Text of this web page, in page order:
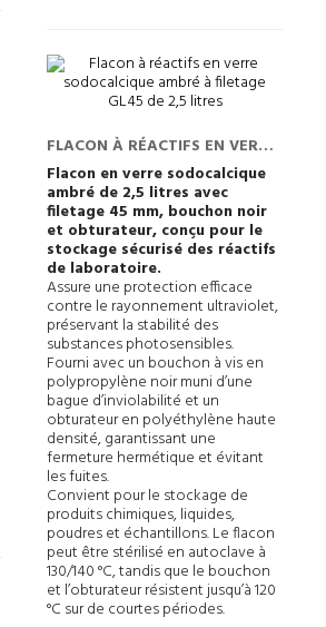
FLACON À RÉACTIFS EN VERRE
SODOCALCIQUE AMBRÉ À
FILETAGE GL45 DE 2,5 LITRES
Flacon en verre sodocalcique
ambré de 2,5 litres avec
filetage 45 mm, bouchon noir
et obturateur, conçu pour le
stockage sécurisé des réactifs
de laboratoire.
Assure une protection efficace
contre le rayonnement ultraviolet,
préservant la stabilité des
substances photosensibles.
Fourni avec un bouchon à vis en
polypropylène noir muni d’une
bague d’inviolabilité et un
obturateur en polyéthylène haute
densité, garantissant une
fermeture hermétique et évitant
les fuites.
Convient pour le stockage de
produits chimiques, liquides,
poudres et échantillons. Le flacon
peut être stérilisé en autoclave à
130/140 °C, tandis que le bouchon
et l’obturateur résistent jusqu’à 120
°C sur de courtes périodes.